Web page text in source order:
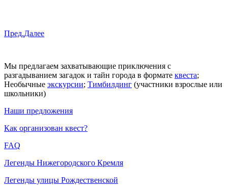
Пред.Далее
Мы предлагаем захватывающие приключения с
разгадыванием загадок и тайн города в формате квеста;
Необычные экскурсии; Тимбилдинг (участники взрослые или
школьники)
Наши предложения
Как организован квест?
FAQ
Легенды Нижегородского Кремля
Легенды улицы Рождественской